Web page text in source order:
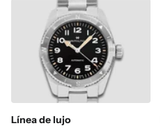
Línea de lujo